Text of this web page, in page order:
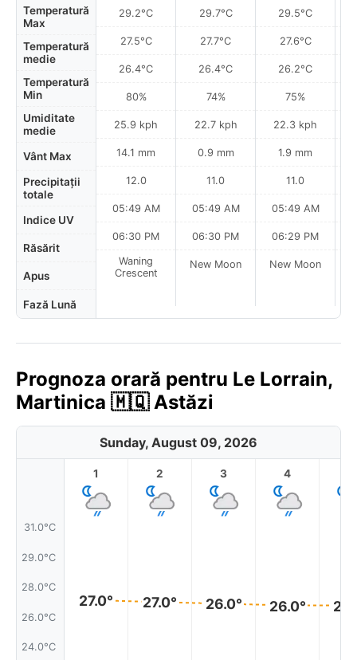
Temperatură
Max
Temperatură
medie
Temperatură
Min
Umiditate
medie
Vânt Max
Precipitații
totale
Indice UV
Răsărit
Apus
Fază Lună
29.2°C
27.5°C
26.4°C
80%
25.9 kph
14.1 mm
12.0
05:49 AM
06:30 PM
Waning
Crescent
29.7°C
27.7°C
26.4°C
74%
22.7 kph
0.9 mm
11.0
05:49 AM
06:30 PM
New Moon
29.5°C
27.6°C
26.2°C
75%
22.3 kph
1.9 mm
11.0
05:49 AM
06:29 PM
New Moon
Prognoza orară pentru Le Lorrain,
Martinica 🇲🇶 Astăzi
Sunday, August 09, 2026
31.0°C
29.0°C
28.0°C
26.0°C
24.0°C
1
27.0°
2
27.0°
3
26.0°
4
26.0°